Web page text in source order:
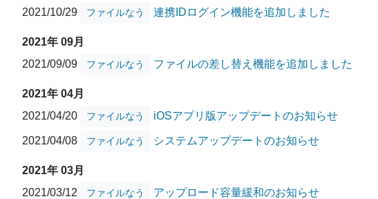
2021/10/29
ファイルなう 連携IDログイン機能を追加しました
2021年 09月
2021/09/09
ファイルなう ファイルの差し替え機能を追加しました
2021年 04月
2021/04/20
ファイルなう iOSアプリ版アップデートのお知らせ
2021/04/08 ファイルなう システムアップデートのお知らせ
2021年 03月
2021/03/12
ファイルなう アップロード容量緩和のお知らせ